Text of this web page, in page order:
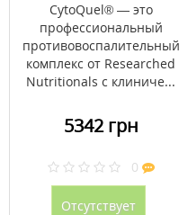
CytoQuel® — это
профессиональный
противовоспалительный
комплекс от Researched
Nutritionals с клиниче...
5342 грн
0
Отсутствует